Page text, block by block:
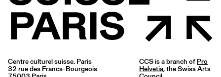
Centre culturel suisse. Paris
32 rue des Francs-Bourgeois
CCS is a branch of Pro
Helvetia, the Swiss Arts